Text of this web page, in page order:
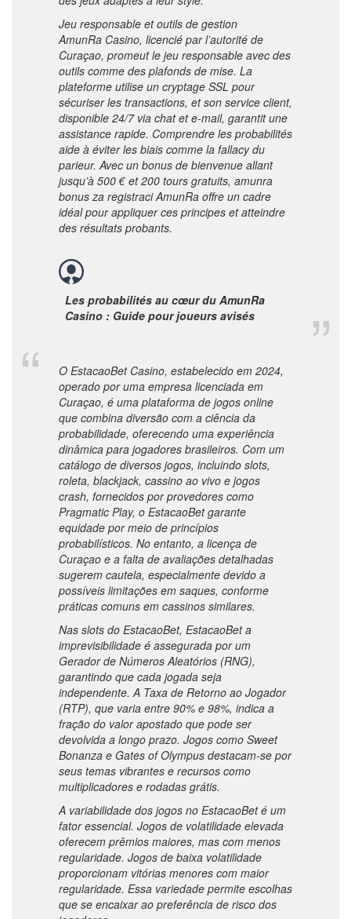
Jeu responsable et outils de gestion
AmunRa Casino, licencié par l’autorité de
Curaçao, promeut le jeu responsable avec des
outils comme des plafonds de mise. La
plateforme utilise un cryptage SSL pour
sécuriser les transactions, et son service client,
disponible 24/7 via chat et e-mail, garantit une
assistance rapide. Comprendre les probabilités
aide à éviter les biais comme la fallacy du
parieur. Avec un bonus de bienvenue allant
jusqu’à 500 € et 200 tours gratuits, amunra
bonus za registraciAmunRa offre un cadre
idéal pour appliquer ces principes et atteindre
des résultats probants.
Les probabilités au cœur du AmunRa
Casino : Guide pour joueurs avisés
O EstacaoBet Casino, estabelecido em 2024,
operado por uma empresa licenciada em
Curaçao, é uma plataforma de jogos online
que combina diversão com a ciência da
probabilidade, oferecendo uma experiência
dinâmica para jogadores brasileiros. Com um
catálogo de diversos jogos, incluindo slots,
roleta, blackjack, cassino ao vivo e jogos
crash, fornecidos por provedores como
Pragmatic Play, o EstacaoBet garante
equidade por meio de princípios
probabilísticos. No entanto, a licença de
Curaçao e a falta de avaliações detalhadas
sugerem cautela, especialmente devido a
possíveis limitações em saques, conforme
práticas comuns em cassinos similares.
Nas slots do EstacaoBet, EstacaoBeta
imprevisibilidade é assegurada por um
Gerador de Números Aleatórios (RNG),
garantindo que cada jogada seja
independente. A Taxa de Retorno ao Jogador
(RTP), que varia entre 90% e 98%, indica a
fração do valor apostado que pode ser
devolvida a longo prazo. Jogos como Sweet
Bonanza e Gates of Olympus destacam-se por
seus temas vibrantes e recursos como
multiplicadores e rodadas grátis.
A variabilidade dos jogos no EstacaoBet é um
fator essencial. Jogos de volatilidade elevada
oferecem prêmios maiores, mas com menos
regularidade. Jogos de baixa volatilidade
proporcionam vitórias menores com maior
regularidade. Essa variedade permite escolhas
que se encaixar ao preferência de risco dos